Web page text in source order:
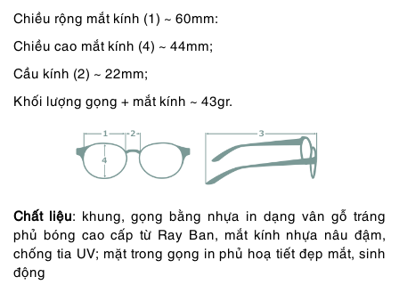
Chiều rộng mắt kính (1) ~ 60mm:
Chiều cao mắt kính (4) ~ 44mm;
Cầu kính (2) ~ 22mm;
Khối lượng gọng + mắt kính ~ 43gr.
Chất liệu: khung, gọng bằng nhựa in dạng vân gỗ tráng
phủ bóng cao cấp từ Ray Ban, mắt kính nhựa nâu đậm,
chống tia UV; mặt trong gọng in phủ hoạ tiết đẹp mắt, sinh
động